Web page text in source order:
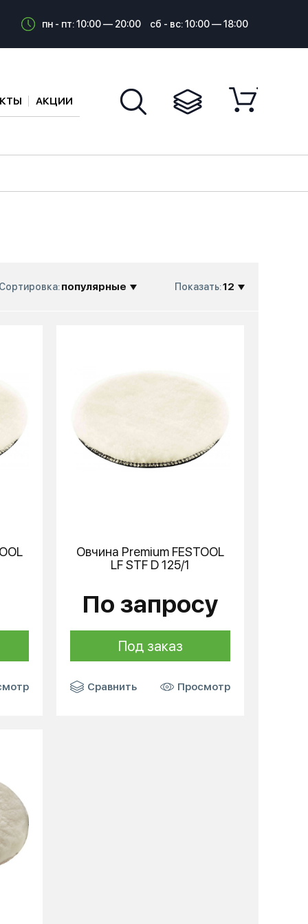
пн - пт: 10:00 — 20:00 сб - вс: 10:00 — 18:00
АКЦИИ
Показать:12
Сортировка:популярные
Овчина Premium FESTOOL
LF STF D 125/1
По запросу
Под заказ
Сравнить Просмотр